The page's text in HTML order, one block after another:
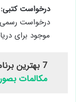
درخواست کتبی:
درخواست رسمی
موجود برای
7 بهترین برنامه ضبط مکالمه مخفی
مکالمات